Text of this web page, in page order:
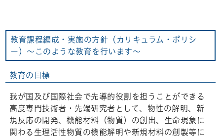
教育課程編成・実施の方針（カリキュラム・ポリシ
ー）～このような教育を行います～
教育の目標
我が国及び国際社会で先導的役割を担うことができる
高度専門技術者・先端研究者として、物性の解明、新
規反応の開発、機能材料（物質）の創出、生命現象に
関わる生理活性物質の機能解明や新規材料の創製等に